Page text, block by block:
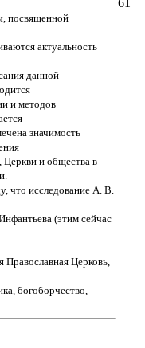
посвященной
актуальность
данной
и методов
значимость
и общества в
что исследование А. В.
(этим сейчас
Церковь,
богоборчество,